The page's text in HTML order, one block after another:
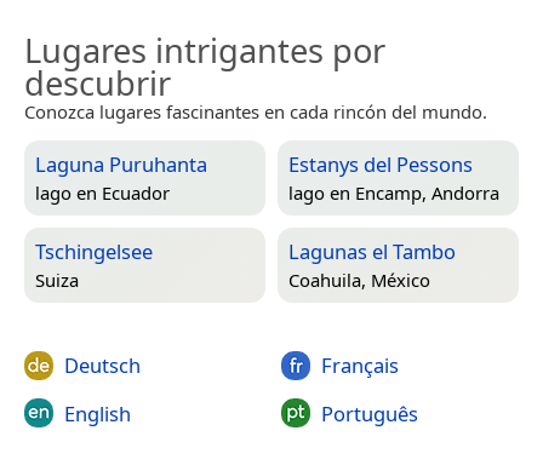
Lugares intrigantes por
descubrir
Conozca lugares fascinantes en cada rincón del mundo.
Laguna Puruhanta
lago en Ecuador
Estanys del Pessons
lago en Encamp, Andorra
Tschingelsee
Suiza
Lagunas el Tambo
Coahuila, México
Deutsch
English
Français
Português